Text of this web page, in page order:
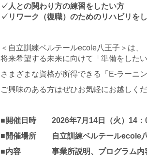
✓人との関わり方の練習をしたい方
✓リワーク（復職）のためのリハビリを
＜自立訓練ベルテールecole八王子＞は、
将来希望する未来に向けて「準備をした
さまざまな資格が所得できる「E-ラーニ
ご興味のある方はぜひお気軽にお越しく
■開催日時 2026年7月14日（火）14：
■開催場所 自立訓練ベルテールecole八
■内容 事業所説明、プログラム内容